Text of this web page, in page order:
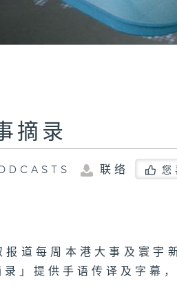
摘录
联络 您
报道每周本港大事及寰宇
」提供手语传译及字幕